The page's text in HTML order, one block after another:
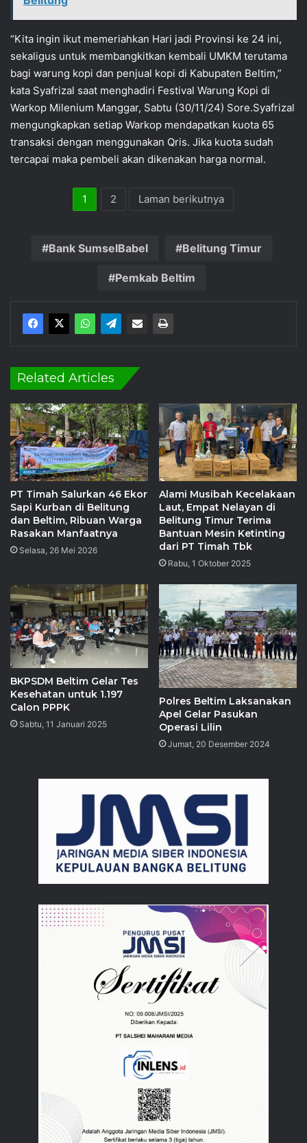
“Kita ingin ikut memeriahkan Hari jadi Provinsi ke 24 ini,
sekaligus untuk membangkitkan kembali UMKM terutama
bagi warung kopi dan penjual kopi di Kabupaten Beltim,”
kata Syafrizal saat menghadiri Festival Warung Kopi di
Warkop Milenium Manggar, Sabtu (30/11/24) Sore.Syafrizal
mengungkapkan setiap Warkop mendapatkan kuota 65
transaksi dengan menggunakan Qris. Jika kuota sudah
tercapai maka pembeli akan dikenakan harga normal.
1 2 Laman berikutnya
Bank SumselBabel Belitung Timur
Pemkab Beltim
Related Articles
PT Timah Salurkan 46 Ekor
Sapi Kurban di Belitung
dan Beltim, Ribuan Warga
Rasakan Manfaatnya
Selasa, 26 Mei 2026
Alami Musibah Kecelakaan
Laut, Empat Nelayan di
Belitung Timur Terima
Bantuan Mesin Ketinting
dari PT Timah Tbk
Rabu, 1 Oktober 2025
BKPSDM Beltim Gelar Tes
Kesehatan untuk 1.197
Calon PPPK
Sabtu, 11 Januari 2025
Polres Beltim Laksanakan
Apel Gelar Pasukan
Operasi Lilin
Jumat, 20 Desember 2024